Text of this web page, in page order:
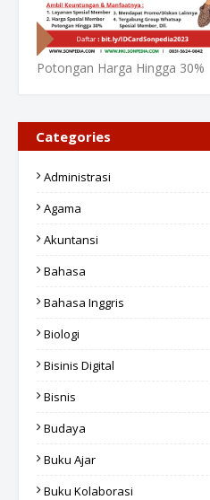
Potongan Harga Hingga 30%
Categories
Administrasi
Agama
Akuntansi
Bahasa
Bahasa Inggris
Biologi
Bisinis Digital
Bisnis
Budaya
Buku Ajar
Buku Kolaborasi